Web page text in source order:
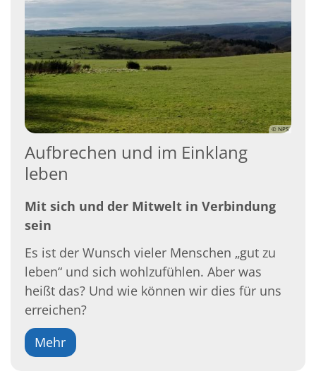
© NPS
Aufbrechen und im Einklang
leben
Mit sich und der Mitwelt in Verbindung
sein
Es ist der Wunsch vieler Menschen „gut zu
leben“ und sich wohlzufühlen. Aber was
heißt das? Und wie können wir dies für uns
erreichen?
Mehr